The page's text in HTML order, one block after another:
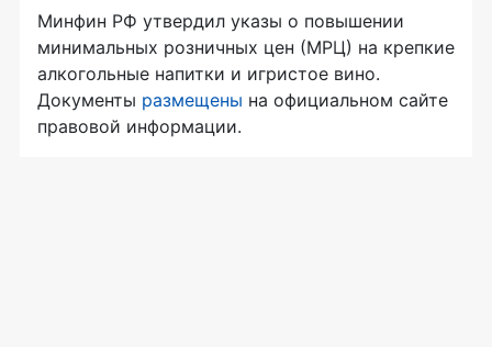
Минфин РФ утвердил указы о повышении
минимальных розничных цен (МРЦ) на крепкие
алкогольные напитки и игристое вино.
Документы размещены на официальном сайте
правовой информации.